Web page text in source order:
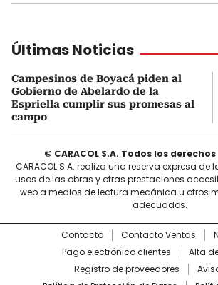
Últimas Noticias
Campesinos de Boyacá piden al
Gobierno de Abelardo de la
Espriella cumplir sus promesas al
campo
© CARACOL S.A. Todos los
CARACOL S.A. realiza una reserva expresa
usos de las obras y otras prestaciones
web a medios de lectura mecánica u otros
adecuados.
Contacto Contacto Ventas
Pago electrónico clientes
Alta
Registro de proveedores